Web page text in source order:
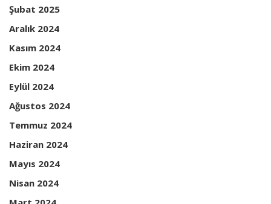
Şubat 2025
Aralık 2024
Kasım 2024
Ekim 2024
Eylül 2024
Ağustos 2024
Temmuz 2024
Haziran 2024
Mayıs 2024
Nisan 2024